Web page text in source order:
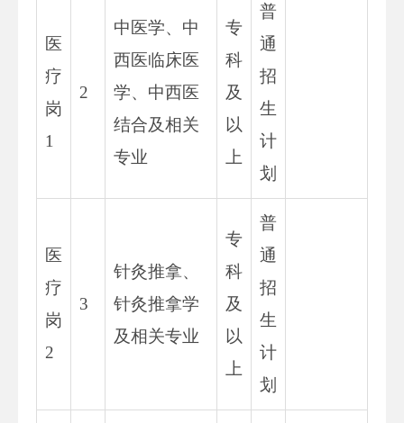
医
疗
岗
1
2
中医学、中
西医临床医
学、中西医
结合及相关
专业
专
科
及
以
上
普
通
招
生
计
划
医
疗
岗
2
3
针灸推拿、
针灸推拿学
及相关专业
专
科
及
以
上
普
通
招
生
计
划